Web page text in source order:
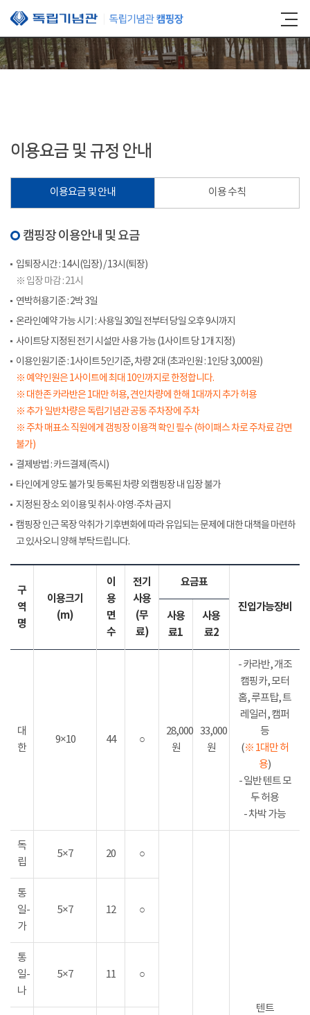
본문 바로가기
이용요금 및 규정 안내
이용요금 및 안내 이용 수칙
캠핑장 이용안내 및 요금
입퇴장시간 : 14시(입장) / 13시(퇴장)
※ 입장 마감 : 21시
연박허용기준 : 2박 3일
온라인예약 가능 시기 : 사용일 30일 전부터 당일 오후 9시까지
사이트당 지정된 전기 시설만 사용 가능 (1사이트 당 1개 지정)
이용인원기준 : 1사이트 5인기준, 차량 2대 (초과인원 : 1인당 3,000원)
※ 예약인원은 1사이트에 최대 10인까지로 한정합니다.
※ 대한존 카라반은 1대만 허용, 견인차량에 한해 1대까지 추가 허용
※ 추가 일반차량은 독립기념관 공동 주차장에 주차
※ 주차 매표소 직원에게 갬핑장 이용객 확인 필수 (하이패스 차로 주차료 감면
불가)
결제방법 : 카드결제(즉시)
타인에게 양도 불가 및 등록된 차량 외 캠핑장 내 입장 불가
지정된 장소 외 이용 및 취사·야영·주차 금지
캠핑장 인근 목장 악취가 기후변화에 따라 유입되는 문제에 대한 대책을 마련하
고 있사오니 양해 부탁드립니다.
구
역
명
이용크기
(m)
이
용
면
수
전기
사용
(무
료)
요금표
진입가능장비
사용
료1
사용
료2
대
한
9×10 44 ○
28,000
원
33,000
원
- 카라반, 개조
캠핑카, 모터
홈, 루프탑, 트
레일러, 캠퍼
등
(※ 1대만 허
용)
- 일반 텐트 모
두 허용
- 차박 가능
독
립
5×7 20 ○
텐트
통
일-
가
5×7 12 ○
통
일-
나
5×7 11 ○